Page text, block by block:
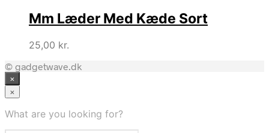
Mm Læder Med Kæde Sort
25,00 kr.
© gadgetwave.dk
×
×
What are you looking for?